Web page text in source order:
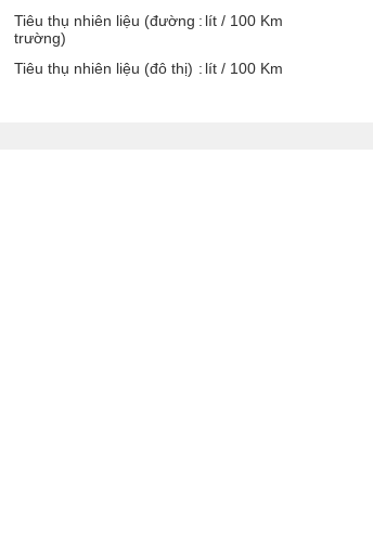
Tiêu thụ nhiên liệu (đường
trường)
lít / 100 Km
Tiêu thụ nhiên liệu (đô thị) lít / 100 Km